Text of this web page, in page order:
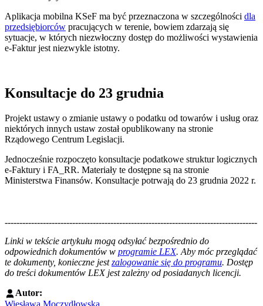
Aplikacja mobilna KSeF ma być przeznaczona w szczególności dla
przedsiębiorców pracujących w terenie, bowiem zdarzają się
sytuacje, w których niezwłoczny dostęp do możliwości wystawienia
e-Faktur jest niezwykle istotny.
Konsultacje do 23 grudnia
Projekt ustawy o zmianie ustawy o podatku od towarów i usług oraz
niektórych innych ustaw został opublikowany na stronie
Rządowego Centrum Legislacji.
Jednocześnie rozpoczęto konsultacje podatkowe struktur logicznych
e-Faktury i FA_RR. Materiały te dostępne są na stronie
Ministerstwa Finansów. Konsultacje potrwają do 23 grudnia 2022 r.
--------------------------------------------------------------------------------------
Linki w tekście artykułu mogą odsyłać bezpośrednio do
odpowiednich dokumentów w programie LEX. Aby móc przeglądać
te dokumenty, konieczne jestzalogowanie się do programu. Dostęp
do treści dokumentów LEX jest zależny od posiadanych licencji.
Autor:
Wiesława Moczydłowska